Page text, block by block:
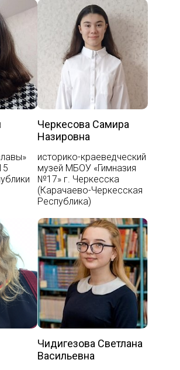
Черкесова Самира
Назировна
историко-краеведческий
музей МБОУ «Гимназия
№17» г. Черкесска
(Карачаево-Черкесская
Республика)
Чидигезова Светлана
Васильевна